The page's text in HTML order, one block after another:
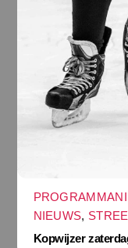
NIEUWS,
Kopwijzer